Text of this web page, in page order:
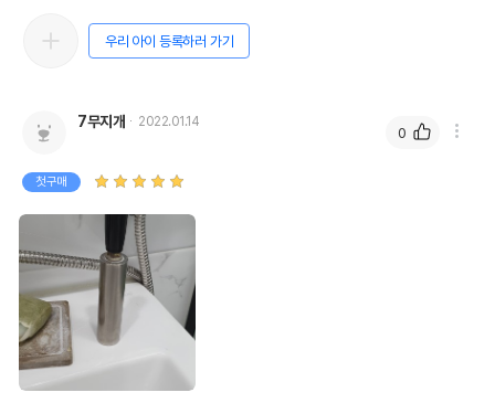
우리 아이 등록하러 가기
7무지개 2022.01.14
첫구매
0